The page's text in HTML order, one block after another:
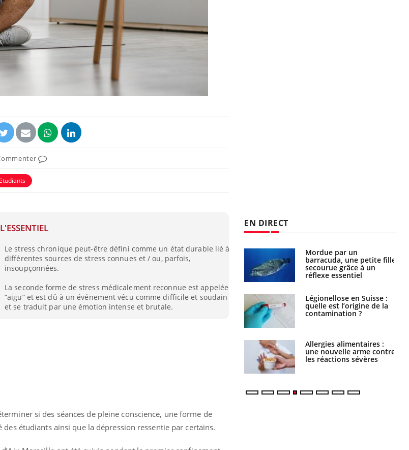
L'ESSENTIEL
Le stress chronique peut-être défini comme un état durable lié à
différentes sources de stress connues et / ou, parfois,
insoupçonnées.
La seconde forme de stress médicalement reconnue est appelée
“aigu” et est dû à un événement vécu comme difficile et soudain
et se traduit par une émotion intense et brutale.
si des séances de pleine conscience, une forme de
étudiants ainsi que la dépression ressentie par certains.
EN DIRECT
Fortes chaleurs :
pourquoi le risque de
noyade grimpe-t-il ?
Le Viagra pourrait-il
freiner la propagation du
Grossesse et chaleur : ce
que dit la science
Le smartphone nuit-il à
l'apprentissage de la
Mordue par un
barracuda, une petite fille
secourue grâce à un
réflexe essentiel
Légionellose en Suisse :
quelle est l’origine de la
contamination ?
Allergies alimentaires :
une nouvelle arme contre
les réactions sévères